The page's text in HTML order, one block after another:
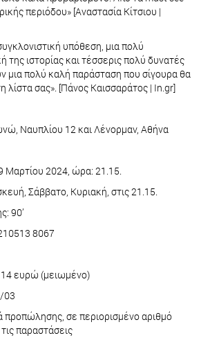
περιόδου» [Αναστασία Κίτσιου |
υπόθεση, μια πολύ
της ιστορίας και τέσσερις πολύ δυνατές
μια πολύ καλή παράσταση που σίγουρα θα
λίστα σας». [Πάνος Καισσαράτος | In.gr]
Ναυπλίου 12 και Λένορμαν, Αθήνα
Μαρτίου 2024, ώρα: 21.15.
Σάββατο, Κυριακή, στις 21.15.
90’
8067
ευρώ (μειωμένο)
03
σε περιορισμένο αριθμό
παραστάσεις